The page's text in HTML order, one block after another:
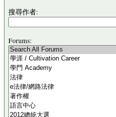
搜尋作者:
Forums: